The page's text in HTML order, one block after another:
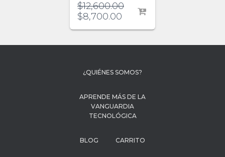
$12,600.00
$8,700.00
¿QUIÉNES SOMOS?
APRENDE MÁS DE LA
VANGUARDIA
TECNOLÓGICA
BLOG CARRITO